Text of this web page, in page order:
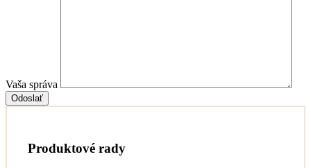
Vaša správa
Odoslať
Produktové rady